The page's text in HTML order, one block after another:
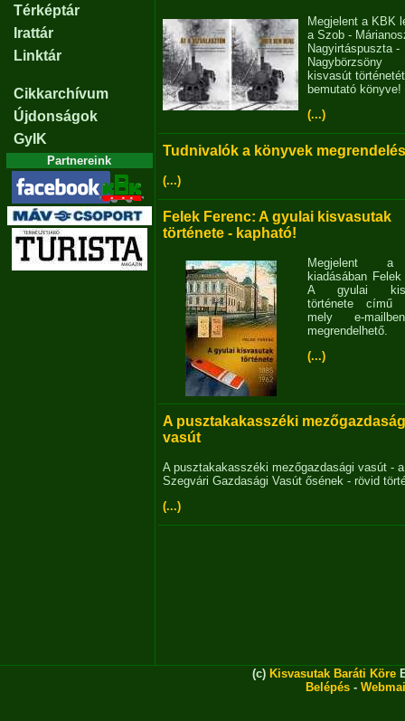
Térképtár
Irattár
Linktár
Cikkarchívum
Újdonságok
GyIK
Partnereink
Megjelent a KBK
a Szob -
Nagyirtáspuszta -
Nagybörzsöny
kisvasút történetét
bemutató könyve!
(...)
Tudnivalók a könyvek
(...)
Felek Ferenc: A gyulai kisvasutak
története - kapható!
Megjelent
kiadásában
A gyulai
története című
mely e-
megrendelhető.
(...)
A pusztakakasszéki
vasút
A pusztakakasszéki mezőgazdasági vasút - a
Szegvári Gazdasági Vasút ősének - rövid
(...)
(c) Kisvasutak Baráti Köre
Belépés -